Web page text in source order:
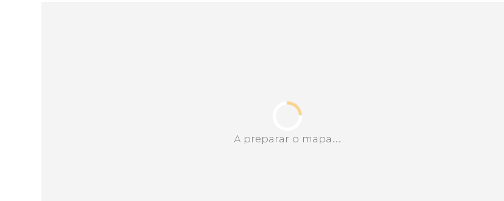
A preparar o mapa...